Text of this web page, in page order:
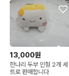
13,000원
한나리 두부 인형 2개 세
트로 판매합니다